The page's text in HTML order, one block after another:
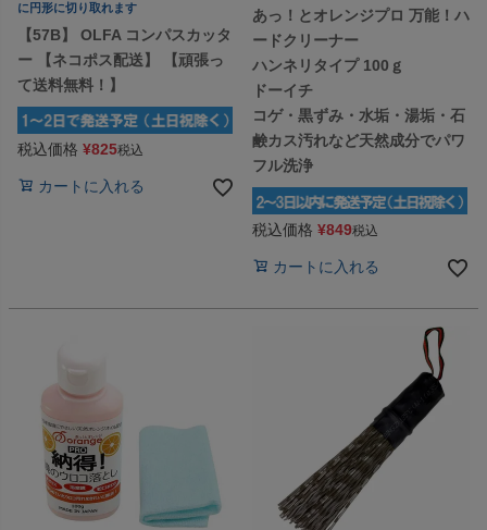
に円形に切り取れます
【57B】 OLFA コンパスカッタ
ー 【ネコポス配送】 【頑張っ
て送料無料！】
税込価格 ¥825税込
カートに入れる
あっ！とオレンジプロ 万能！ハ
ードクリーナー
ハンネリタイプ 100ｇ
ドーイチ
コゲ・黒ずみ・水垢・湯垢・石
鹸カス汚れなど天然成分でパワ
フル洗浄
税込価格 ¥849税込
カートに入れる